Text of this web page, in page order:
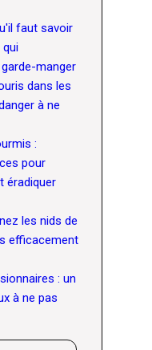
faut savoir
manger
dans les
à ne
:
pour
éradiquer
les nids de
efficacement
: un
à ne pas